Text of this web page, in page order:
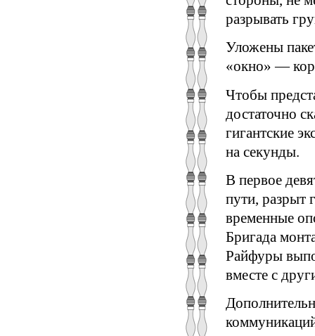
разрывать
Уложены
«окно» —
Чтобы
достаточно
гигантские
на секунды.
В первое
пути, разрыт
временные
Бригада
Райфуры
вместе с